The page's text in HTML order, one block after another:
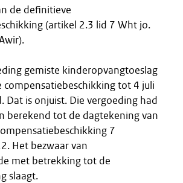
de definitieve
(artikel 2.3 lid 7 Wht jo.
gemiste kinderopvangtoeslag
compensatiebeschikking tot 4 juli
Dat is onjuist. Die vergoeding had
berekend tot de dagtekening van
7
Het bezwaar van
met betrekking tot de
slaagt.